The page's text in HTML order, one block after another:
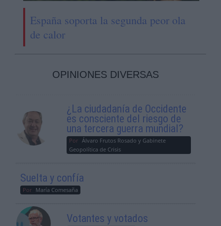
España soporta la segunda peor ola
de calor
OPINIONES DIVERSAS
¿La ciudadanía de Occidente
es consciente del riesgo de
una tercera guerra mundial?
Por Álvaro Frutos Rosado y Gabinete
Geopolítica de Crisis
Suelta y confía
Por María Comesaña
Votantes y votados